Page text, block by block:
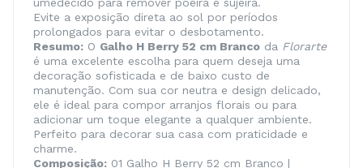
Evite a exposição direta ao sol por períodos
prolongados para evitar o desbotamento.
Resumo: O Galho H Berry 52 cm Branco da Florarte
é uma excelente escolha para quem deseja uma
decoração sofisticada e de baixo custo de
manutenção. Com sua cor neutra e design delicado,
ele é ideal para compor arranjos florais ou para
adicionar um toque elegante a qualquer ambiente.
Perfeito para decorar sua casa com praticidade e
charme.
Composição: 01 Galho H Berry 52 cm Branco |